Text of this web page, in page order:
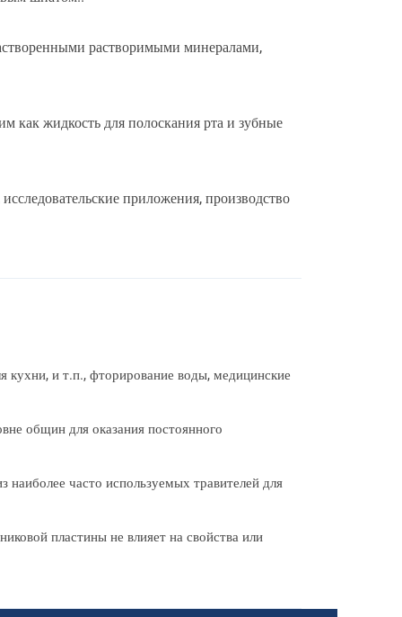
растворимыми минералами,
как жидкость для полоскания рта и зубные
приложения, производство
кухни, и т.п., фторирование воды, медицинские
общин для оказания постоянного
часто используемых травителей для
пластины не влияет на свойства или